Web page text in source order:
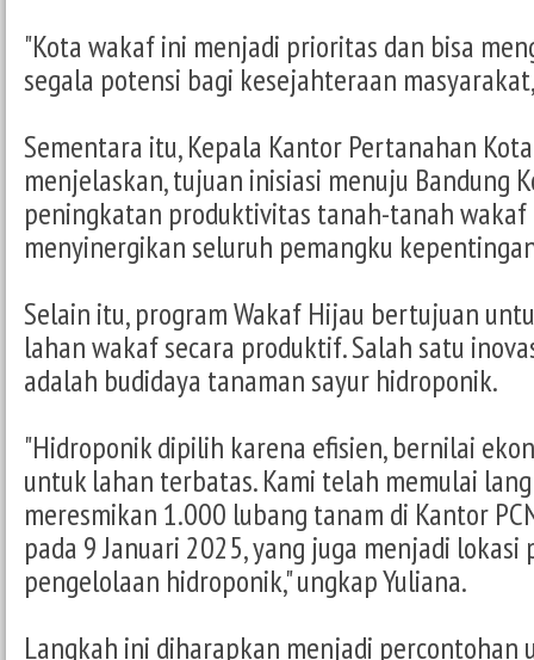
"Kota wakaf ini menjadi prioritas dan bisa
segala potensi bagi kesejahteraan
Sementara itu, Kepala Kantor Pertanahan
menjelaskan, tujuan inisiasi menuju Bandung
peningkatan produktivitas tanah-tanah wakaf
menyinergikan seluruh pemangku
Selain itu, program Wakaf Hijau bertujuan
lahan wakaf secara produktif. Salah satu
adalah budidaya tanaman sayur hidroponik.
"Hidroponik dipilih karena efisien, bernilai
untuk lahan terbatas. Kami telah memulai
meresmikan 1.000 lubang tanam di Kantor
pada 9 Januari 2025, yang juga menjadi
pengelolaan hidroponik," ungkap Yuliana.
Langkah ini diharapkan menjadi percontohan